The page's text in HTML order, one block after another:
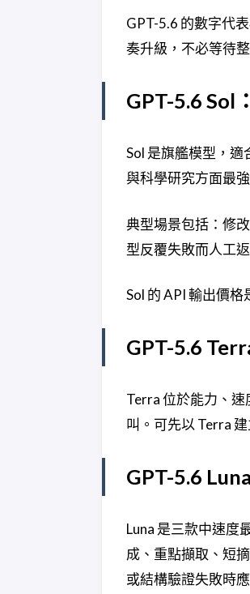
GPT-5.6 的數字代
奏升級，不必等待
GPT-5.6 Sol
Sol 是旗艦模型，
與科學研究方面最
典型場景包括：修
型反覆失敗而人工
Sol 的 API 輸出價
GPT-5.6
Terra 位於能力、
叫。可先以 Terra
GPT-5.6
Luna 是三款中速度
成、重點擷取、短
或結構驗證失敗時